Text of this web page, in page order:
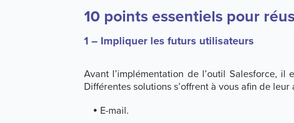
10 points essentiels pour
1 – Impliquer les futurs utilisateurs
Avant l’implémentation de l’outil Salesforce, il
Différentes solutions s’offrent à vous afin de
E-mail.